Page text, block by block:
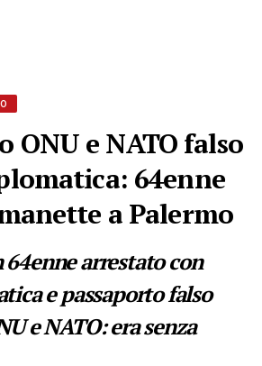
ONU e NATO falso
64enne
a Palermo
arrestato con
e passaporto falso
e NATO: era senza